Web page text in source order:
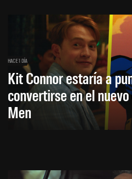
HACE 1 DÍA
Kit Connor estaría a
convertirse en el
Men